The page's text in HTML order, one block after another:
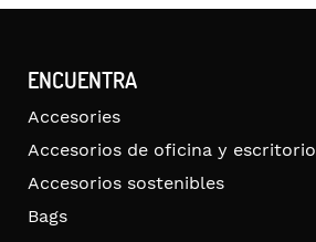
ENCUENTRA
Accesories
Accesorios de oficina y escritorio
Accesorios sostenibles
Bags